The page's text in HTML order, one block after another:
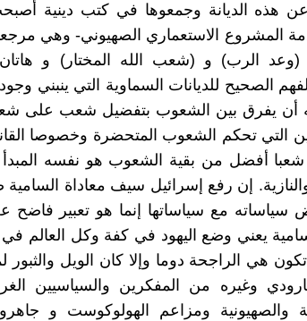
عن هذه الديانة وجمعوها في كتب دينية
المشروع الاستعماري الصهيوني- وهي
(وعد الرب) و (شعب الله المختار) و هاتان
الصحيح للديانات السماوية التي ينبني
أن يفرق بين الشعوب بتفضيل شعب على
التي تحكم الشعوب المتحضرة وخصوصا
شعبا أفضل من بقية الشعوب هو نفسه
والنازية. إن رفع إسرائيل سيف معاداة
سياساته مع سياساتها إنما هو تعبير
يعني وضع اليهود في كفة وكل العالم
هي الراجحة دوما وإلا كان الويل
وغيره من المفكرين والسياسيين
والصهيونية ومزاعم الهولوكوست و